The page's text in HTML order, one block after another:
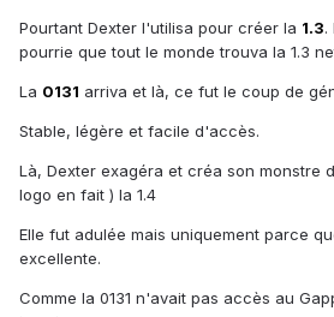
Pourtant Dexter l'utilisa pour créer la 1.3.
pourrie que tout le monde trouva la 1.3
La 0131 arriva et là, ce fut le coup de
Stable, légère et facile d'accès.
Là, Dexter exagéra et créa son monstre
logo en fait ) la 1.4
Elle fut adulée mais uniquement parce
excellente.
Comme la 0131 n'avait pas accès au